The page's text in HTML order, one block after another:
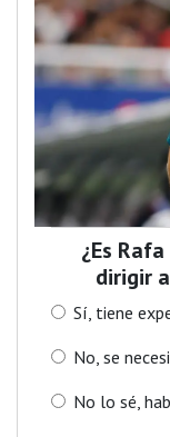
¿Es
dirigir
Sí, tiene
No, se
No lo sé,